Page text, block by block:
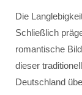
Die
Schließlich
romantische
dieser
Deutschland